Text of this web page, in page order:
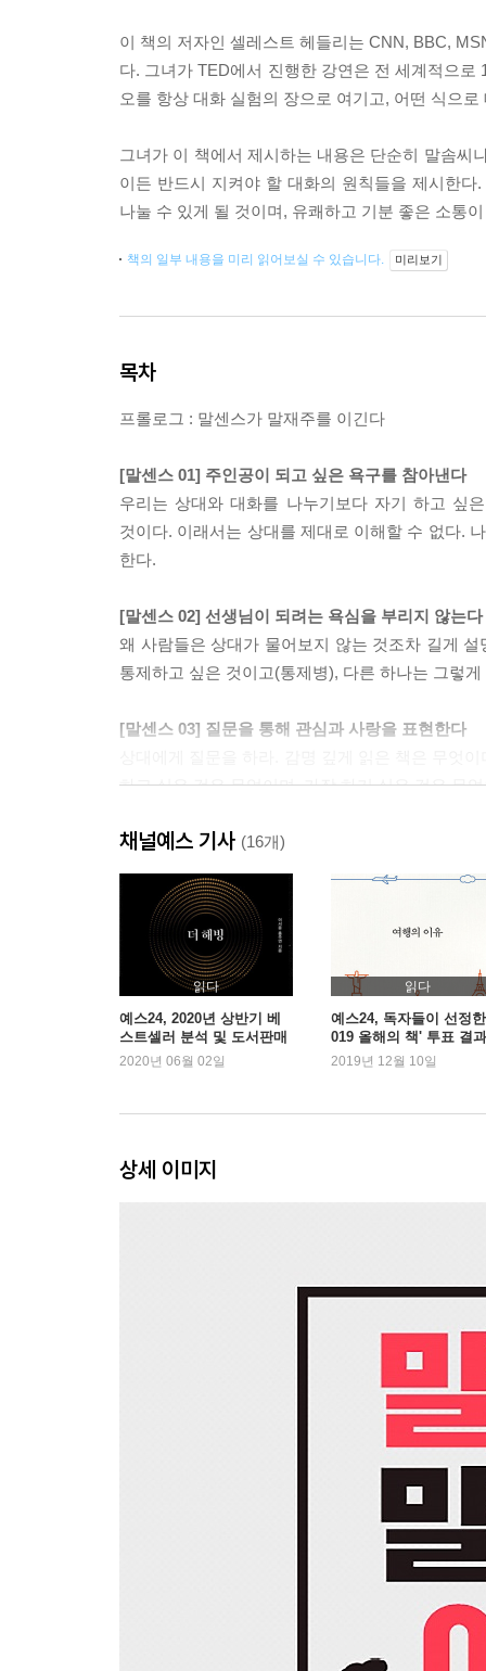
이 책의 저자인 셀레스트 헤들리는 CNN, BBC,
다. 그녀가 TED에서 진행한 강연은 전 세계적으
오를 항상 대화 실험의 장으로 여기고, 어떤 식으
그녀가 이 책에서 제시하는 내용은 단순히 말솜씨
이든 반드시 지켜야 할 대화의 원칙들을 제시한
나눌 수 있게 될 것이며, 유쾌하고 기분 좋은 소통
책의 일부 내용을 미리 읽어보실 수 있습니다. 미리보기
목차
프롤로그 : 말센스가 말재주를 이긴다
[말센스 01] 주인공이 되고 싶은 욕구를 참아낸다
우리는 상대와 대화를 나누기보다 자기 하고 싶
것이다. 이래서는 상대를 제대로 이해할 수 없다.
한다.
[말센스 02] 선생님이 되려는 욕심을 부리지 않는다
왜 사람들은 상대가 물어보지 않는 것조차 길게
통제하고 싶은 것이고(통제병), 다른 하나는 그렇
[말센스 03] 질문을 통해 관심과 사랑을 표현한다
하고 싶은 것은 무엇이며, 가장 하기 싫은 것은 무
[말센스 04] 대충 아는 것을 잘 아는 척하지 않는다
가 보지도 않은 여행지를 가 본 것처럼 말하지 말
모르는 것은 부끄러운 것이 아니다. 진짜로 부끄
[말센스 05] 귀가 아닌 마음으로 듣는다
진정한 듣기는 ‘수동적’이 아닌 ‘능동적’이어야
입장을 이해하기 위해 듣는 것이다. 상대의 말뿐
[말센스 06] 상대가 보내는 신호에 안테나를 세운다
[말센스 07] 잡초 밭에 들어가 배회하지 않는다
[말센스 08] 머릿속의 생각은 그대로 흘려보낸다
계속 생각하는 것이다. 이것은 결국 상대의 말에
[말센스 09] 좋은 말도 되풀이하면 나쁜 말이 된다
상대가 어떤 실수를 하면 우리는 그가 똑같은 실
하지만 아무리 옳은 말이라도 여러 차례 되풀이
[말센스 10] 이 얘기에서 저 얘기로 건너뛰지 않는다
우리는 대화 중에 인터넷의 링크를 누르듯 이
[말센스 11] 고독의 시간이 공감력을 높여준다
하버드에서 수행된 연구에 따르면 다른 사람에게
채널예스 기사 (16개)
읽다
예스24, 2020년 상반기 베
스트셀러 분석 및 도서판매
동향 발표
2020년 06월 02일
읽다
예스24, 독자들이 선정
019 올해의 책' 투표 결과
발표
2019년 12월 10일
상세 이미지